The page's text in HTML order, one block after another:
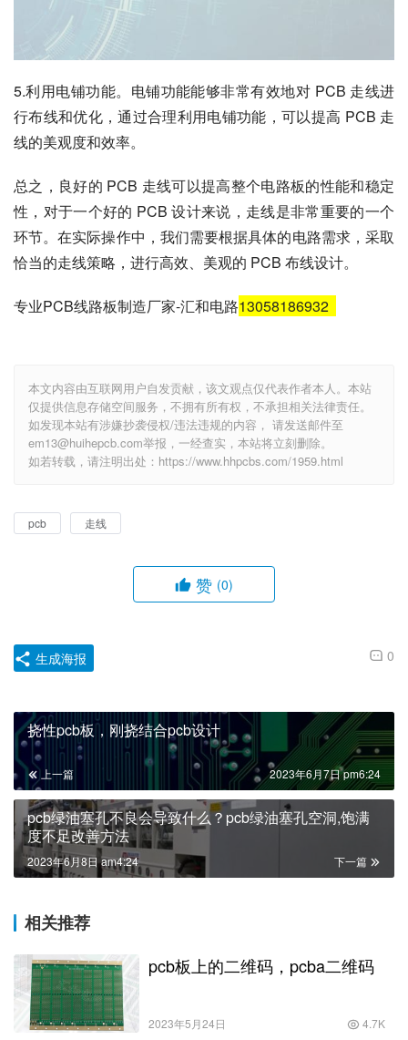
5.利用电铺功能。电铺功能能够非常有效地对 PCB 走线进
行布线和优化，通过合理利用电铺功能，可以提高 PCB 走
线的美观度和效率。
总之，良好的 PCB 走线可以提高整个电路板的性能和稳定
性，对于一个好的 PCB 设计来说，走线是非常重要的一个
环节。在实际操作中，我们需要根据具体的电路需求，采取
恰当的走线策略，进行高效、美观的 PCB 布线设计。
专业PCB线路板制造厂家-汇和电路13058186932
本文内容由互联网用户自发贡献，该文观点仅代表作者本人。本站
仅提供信息存储空间服务，不拥有所有权，不承担相关法律责任。
如发现本站有涉嫌抄袭侵权/违法违规的内容， 请发送邮件至
em13@huihepcb.com举报，一经查实，本站将立刻删除。
如若转载，请注明出处：https://www.hhpcbs.com/1959.html
pcb 走线
赞 (0)
0
生成海报
挠性pcb板，刚挠结合pcb设计
上一篇 2023年6月7日 pm6:24
pcb绿油塞孔不良会导致什么？pcb绿油塞孔空洞,饱满
度不足改善方法
下一篇
2023年6月8日 am4:24
相关推荐
pcb板上的二维码，pcba二维码
2023年5月24日 4.7K